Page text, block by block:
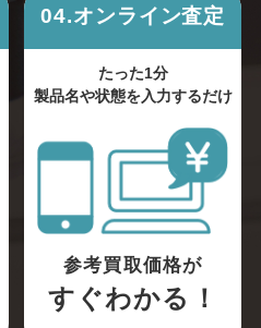
04.オンライン査定
たった1分
製品名や状態を入力するだけ
参考買取価格が
すぐわかる！